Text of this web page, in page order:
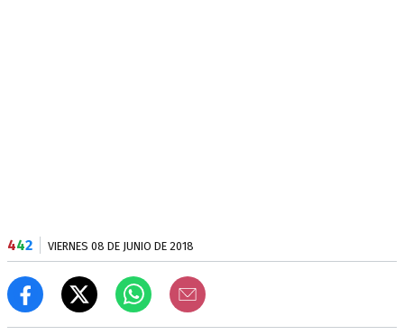
442 VIERNES 08 DE JUNIO DE 2018